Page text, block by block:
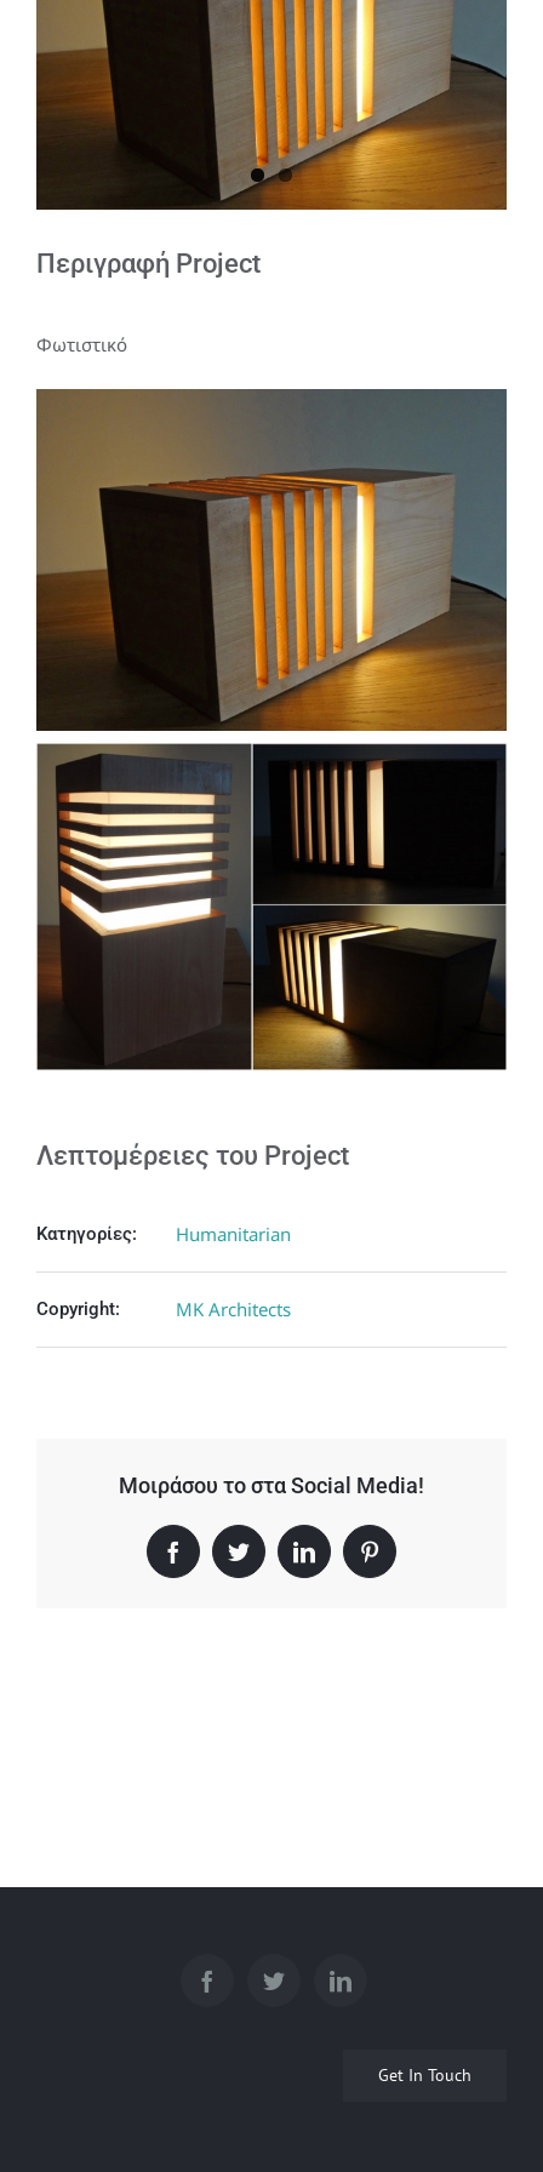
Περιγραφή Project
Φωτιστικό
Λεπτομέρειες του Project
Κατηγορίες: Humanitarian
Copyright: MK Architects
Μοιράσου το στα Social Media!
FacebookTwitterLinkedIn Pinterest
Get In Touch